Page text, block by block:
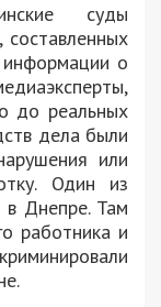
суды
составленных
информации о
до реальных
дела были
или
Один из
в Днепре. Там
работника и